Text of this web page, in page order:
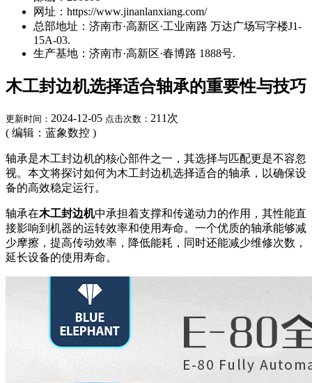
网址：https://www.jinanlanxiang.com/
总部地址：济南市·高新区·工业南路 万达广场写字楼J1-
15A-03.
生产基地：济南市·高新区·春博路 1888号.
木工封边机选择适合轴承的重要性与技巧
更新时间： 2024-12-05 点击次数： 211 次
( 编辑：蓝象数控 )
轴承是木工封边机的核心部件之一，其选择与匹配更是不容忽
视。本文将探讨如何为木工封边机选择适合的轴承，以确保设
备的高效稳定运行。
轴承在木工封边机中承担着支撑和传递动力的作用，其性能直
接影响到机器的运转效率和使用寿命。一个优质的轴承能够减
少摩擦，提高传动效率，降低能耗，同时还能减少维修次数，
延长设备的使用寿命。